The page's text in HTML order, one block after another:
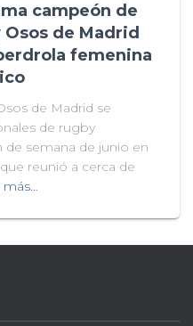
campeón de
de Madrid
femenina
de Madrid se
de rugby
semana de junio en
reunió a cerca de
más…